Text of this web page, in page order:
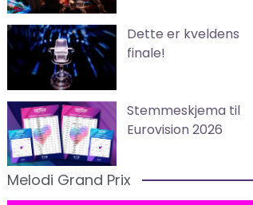
Dette er kveldens
finale!
Stemmeskjema til
Eurovision 2026
Melodi Grand Prix